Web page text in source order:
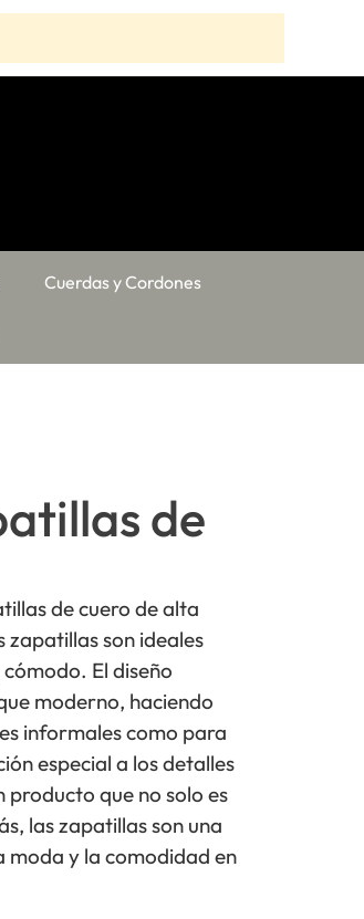
Cuerdas y Cordones
de
de cuero de alta
zapatillas son ideales
El diseño
moderno, haciendo
informales como para
especial a los detalles
que no solo es
las zapatillas son una
moda y la comodidad en